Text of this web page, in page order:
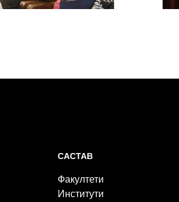
САСТАВ
Факултети
Институти